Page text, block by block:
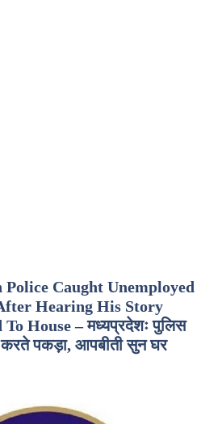
Police Caught Unemployed
Hearing His Story
House – मध्यप्रदेशः पुलिस
करते पकड़ा, आपबीती सुन घर